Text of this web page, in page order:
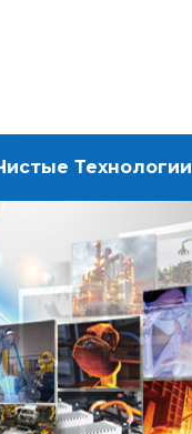
Технологии